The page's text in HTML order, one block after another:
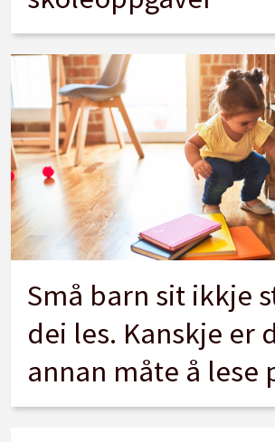
Små barn sit ikkje
dei les. Kanskje er
annan måte å lese